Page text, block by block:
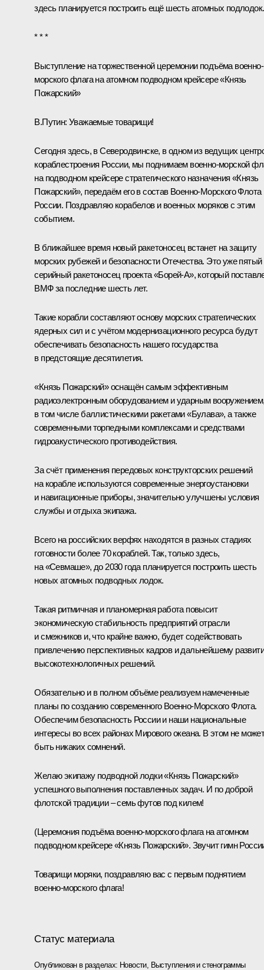
здесь планируется построить ещё шесть атомных подлодок.
* * *
Выступление на торжественной церемонии подъёма военно-
морского флага на атомном подводном крейсере «Князь
Пожарский»
В.Путин: Уважаемые товарищи!
Сегодня здесь, в Северодвинске, в одном из ведущих
кораблестроения России, мы поднимаем военно-морской
на подводном крейсере стратегического назначения «Князь
Пожарский», передаём его в состав Военно-Морского Флота
России. Поздравляю корабелов и военных моряков с этим
событием.
В ближайшее время новый ракетоносец встанет на защиту
морских рубежей и безопасности Отечества. Это уже пятый
серийный ракетоносец проекта «Борей-А», который
ВМФ за последние шесть лет.
Такие корабли составляют основу морских стратегических
ядерных сил и с учётом модернизационного ресурса будут
обеспечивать безопасность нашего государства
в предстоящие десятилетия.
«Князь Пожарский» оснащён самым эффективным
радиоэлектронным оборудованием и ударным
в том числе баллистическими ракетами «Булава», а также
современными торпедными комплексами и средствами
гидроакустического противодействия.
За счёт применения передовых конструкторских решений
на корабле используются современные энергоустановки
и навигационные приборы, значительно улучшены условия
службы и отдыха экипажа.
Всего на российских верфях находятся в разных стадиях
готовности более 70 кораблей. Так, только здесь,
на «Севмаше», до 2030 года планируется построить шесть
новых атомных подводных лодок.
Такая ритмичная и планомерная работа повысит
экономическую стабильность предприятий отрасли
и смежников и, что крайне важно, будет содействовать
привлечению перспективных кадров и дальнейшему
высокотехнологичных решений.
Обязательно и в полном объёме реализуем намеченные
планы по созданию современного Военно-Морского Флота.
Обеспечим безопасность России и наши национальные
интересы во всех районах Мирового океана. В этом не
быть никаких сомнений.
Желаю экипажу подводной лодки «Князь Пожарский»
успешного выполнения поставленных задач. И по доброй
флотской традиции – семь футов под килем!
(Церемония подъёма военно-морского флага на атомном
подводном крейсере «Князь Пожарский». Звучит гимн
Товарищи моряки, поздравляю вас с первым поднятием
военно-морского флага!
Статус материала
Опубликован в разделах: Новости, Выступления и стенограммы